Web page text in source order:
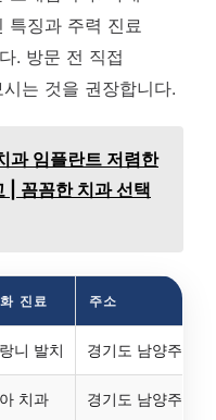
특징과 주력 진료
. 방문 전 직접
는 것을 권장합니다.
과 임플란트 저렴한
| 꼼꼼한 치과 선택
진료 주소
니 발치 경기도 남양주시
치과 경기도 남양주시